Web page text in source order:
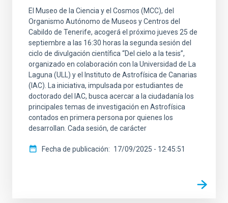
El Museo de la Ciencia y el Cosmos (MCC), del
Organismo Autónomo de Museos y Centros del
Cabildo de Tenerife, acogerá el próximo jueves 25 de
septiembre a las 16:30 horas la segunda sesión del
ciclo de divulgación científica “Del cielo a la tesis”,
organizado en colaboración con la Universidad de La
Laguna (ULL) y el Instituto de Astrofísica de Canarias
(IAC). La iniciativa, impulsada por estudiantes de
doctorado del IAC, busca acercar a la ciudadanía los
principales temas de investigación en Astrofísica
contados en primera persona por quienes los
desarrollan. Cada sesión, de carácter
Fecha de publicación 17/09/2025 - 12:45:51